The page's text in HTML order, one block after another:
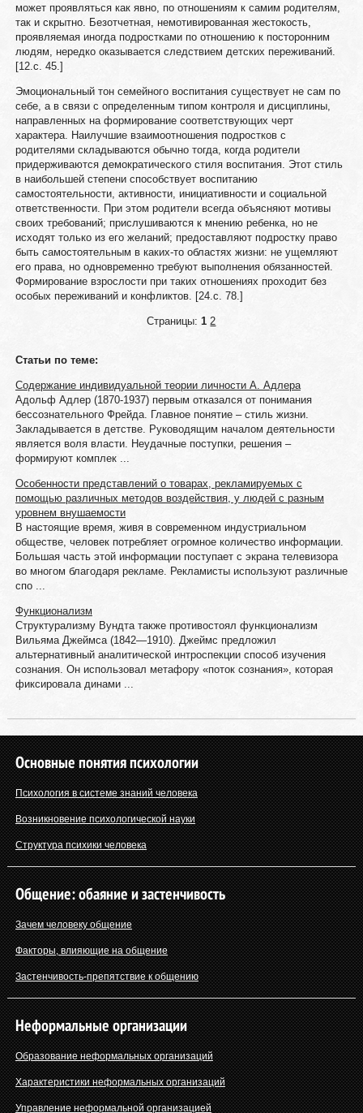
может проявляться как явно, по отношениям к самим родителям,
так и скрытно. Безотчетная, немотивированная жестокость,
проявляемая иногда подростками по отношению к посторонним
людям, нередко оказывается следствием детских переживаний.
[12.c. 45.]
Эмоциональный тон семейного воспитания существует не сам по
себе, а в связи с определенным типом контроля и дисциплины,
направленных на формирование соответствующих черт
характера. Наилучшие взаимоотношения подростков с
родителями складываются обычно тогда, когда родители
придерживаются демократического стиля воспитания. Этот стиль
в наибольшей степени способствует воспитанию
самостоятельности, активности, инициативности и социальной
ответственности. При этом родители всегда объясняют мотивы
своих требований; прислушиваются к мнению ребенка, но не
исходят только из его желаний; предоставляют подростку право
быть самостоятельным в каких-то областях жизни: не ущемляют
его права, но одновременно требуют выполнения обязанностей.
Формирование взрослости при таких отношениях проходит без
особых переживаний и конфликтов. [24.c. 78.]
Страницы:1 2
Статьи по теме:
Содержание индивидуальной теории личности А. Адлера
Адольф Адлер (1870-1937) первым отказался от понимания
бессознательного Фрейда. Главное понятие – стиль жизни.
Закладывается в детстве. Руководящим началом деятельности
является воля власти. Неудачные поступки, решения –
формируют комплек ...
Особенности представлений о товарах, рекламируемых с
помощью различных методов воздействия, у людей с разным
уровнем внушаемости
В настоящие время, живя в современном индустриальном
обществе, человек потребляет огромное количество информации.
Большая часть этой информации поступает с экрана телевизора
во многом благодаря рекламе. Рекламисты используют различные
спо ...
Функционализм
Структурализму Вундта также противостоял функционализм
Вильяма Джеймса (1842—1910). Джеймс предложил
альтернативный аналитической интроспекции способ изучения
сознания. Он использовал метафору «поток сознания», которая
фиксировала динами ...
Основные понятия психологии
Психология в системе знаний человека
Возникновение психологической науки
Структура психики человека
Общение: обаяние и застенчивость
Зачем человеку общение
Факторы, влияющие на общение
Застенчивость-препятствие к общению
Неформальные организации
Образование неформальных организаций
Характеристики неформальных организаций
Управление неформальной организацией